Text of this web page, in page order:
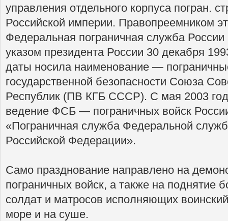
управления отдельного корпуса погран.
Российской империи. Правопреемником
Федеральная пограничная служба
указом президента России 30 декабря
даты носила наименование —
государственной безопасности Союза
Республик (ПВ КГБ СССР). С мая 2003
ведение ФСБ — пограничных войск
«Пограничная служба Федеральной
Российской Федерации».
Само празднование направлено на
пограничных войск, а также на поднятие
солдат и матросов исполняющих
море и на суше.